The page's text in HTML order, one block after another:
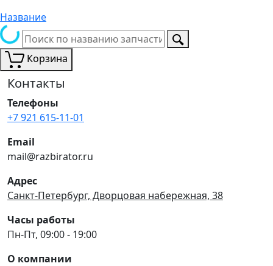
Название
Корзина
Контакты
Телефоны
+7 921 615-11-01
Email
mail@razbirator.ru
Адрес
Санкт-Петербург, Дворцовая набережная, 38
Часы работы
Пн-Пт, 09:00 - 19:00
О компании